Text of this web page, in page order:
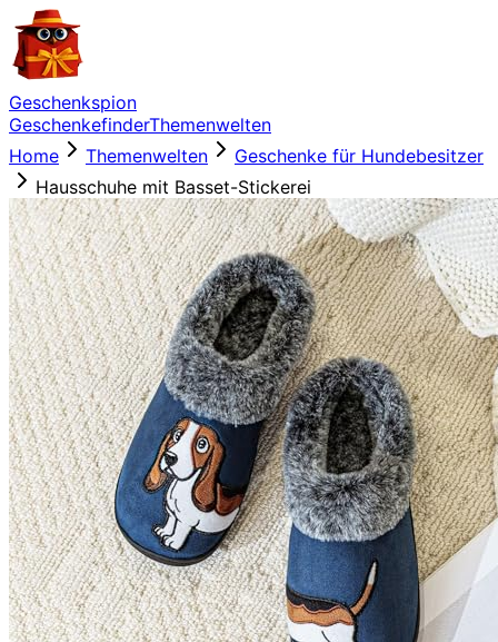
Geschenkspion
GeschenkefinderThemenwelten
Home
Themenwelten
Geschenke für Hundebesitzer
Hausschuhe mit Basset-Stickerei